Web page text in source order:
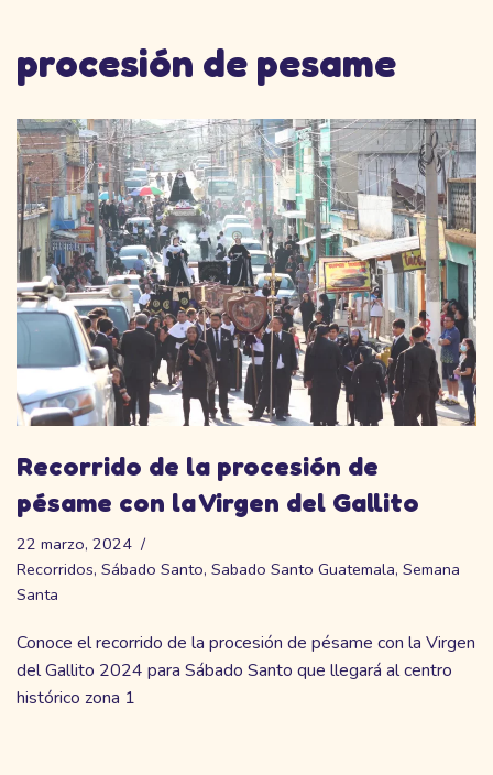
procesión de pesame
Recorrido de la procesión de
pésame con la Virgen del Gallito
22 marzo, 2024
Recorridos, Sábado Santo, Sabado Santo Guatemala, Semana
Santa
Conoce el recorrido de la procesión de pésame con la Virgen
del Gallito 2024 para Sábado Santo que llegará al centro
histórico zona 1